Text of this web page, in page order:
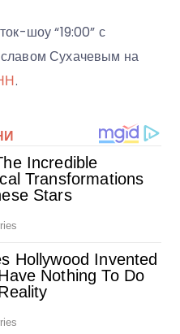
шоу “19:00” с
Сухачевым на
.